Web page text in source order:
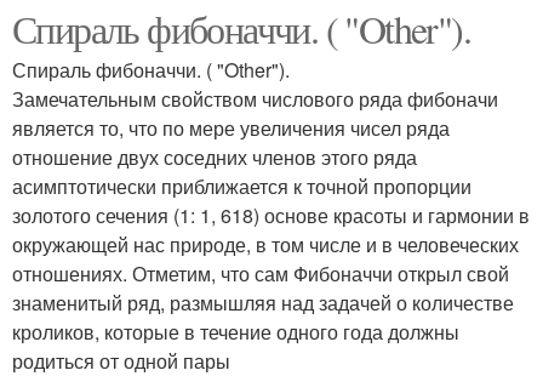
Спираль фибоначчи. ( "Other").
Спираль фибоначчи. ( "Other").
Замечательным свойством числового ряда фибоначи
является то, что по мере увеличения чисел ряда
отношение двух соседних членов этого ряда
асимптотически приближается к точной пропорции
золотого сечения (1: 1, 618) основе красоты и гармонии в
окружающей нас природе, в том числе и в человеческих
отношениях. Отметим, что сам Фибоначчи открыл свой
знаменитый ряд, размышляя над задачей о количестве
кроликов, которые в течение одного года должны
родиться от одной пары